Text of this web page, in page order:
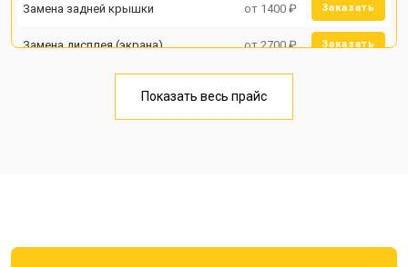
Замена задней крышки от 1400 ₽ Заказать
Замена дисплея (экрана) от 2700 ₽ Заказать
Замена кнопки включения от 1750 ₽
Показать весь прайс